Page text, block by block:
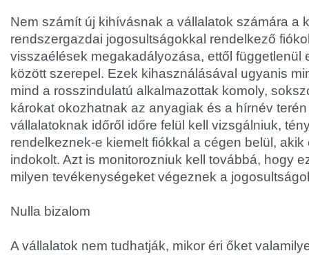
Nem számít új kihívásnak a vállalatok számára a
rendszergazdai jogosultságokkal rendelkező
visszaélések megakadályozása, ettől függetlenül
között szerepel. Ezek kihasználásával ugyanis
mind a rosszindulatú alkalmazottak komoly,
károkat okozhatnak az anyagiak és a hírnév
vállalatoknak időről időre felül kell vizsgálniuk,
rendelkeznek-e kiemelt fiókkal a cégen belül,
indokolt. Azt is monitorozniuk kell továbbá, hogy
milyen tevékenységeket végeznek a
Nulla bizalom
A vállalatok nem tudhatják, mikor éri őket